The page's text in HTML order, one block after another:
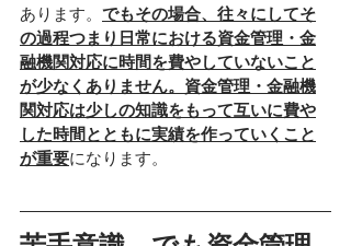
あります。 でもその場合、往々にしてそ
の過程つまり日常における資金管理・金
融機関対応に時間を費やしていないこと
が少なくありません。資金管理・金融機
関対応は少しの知識をもって互いに費や
した時間とともに実績を作っていくこと
が重要になります。